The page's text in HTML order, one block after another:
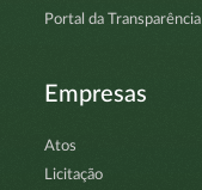
Portal da Transparência
Empresas
Atos
Licitação